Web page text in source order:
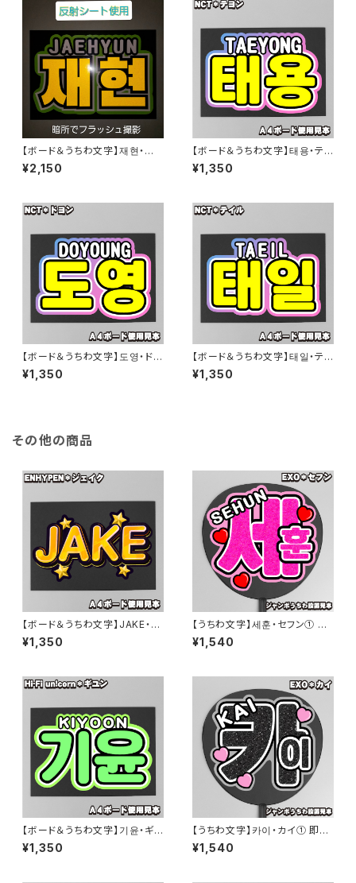
【ボード＆うちわ文字】재현・ジェ
ヒョン③(反射シート) 【NCT】
¥2,150
【ボード＆うちわ文字】태용・テヨ
ン③TAEYONG 即納 【NCT】
¥1,350
【ボード＆うちわ文字】도영・ドヨ
ン③DOYOUNG 即納 【NCT12
7】
¥1,350
【ボード＆うちわ文字】태일・テイ
ル③TAEIL 即納 【NCT】
¥1,350
その他の商品
【ボード＆うちわ文字】JAKE・ジ
ェイク参제이크 即納 【ENHYP
EN】
¥1,350
【うちわ文字】세훈・セフン① SE
HUN 【EXO】
¥1,540
【ボード＆うちわ文字】기윤・ギ
ユン ③TAEMIN 即納 【Hi-Fi u
nicorn】
¥1,350
【うちわ文字】카이・カイ① 即納
【EXO】
¥1,540